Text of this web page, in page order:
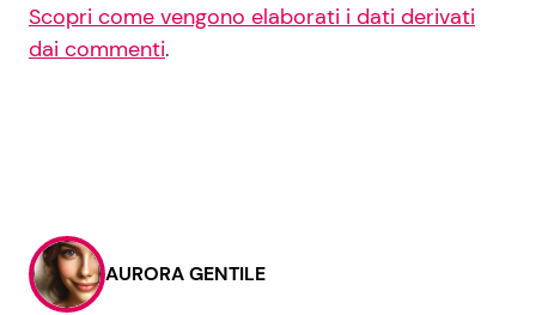
Scopri come vengono elaborati i dati derivati
dai commenti.
AURORA GENTILE